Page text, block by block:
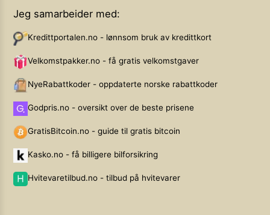
Jeg samarbeider med:
Kredittportalen.no - lønnsom bruk av kredittkort
Velkomstpakker.no - få gratis velkomstgaver
NyeRabattkoder - oppdaterte norske rabattkoder
Godpris.no - oversikt over de beste prisene
GratisBitcoin.no - guide til gratis bitcoin
Kasko.no - få billigere bilforsikring
Hvitevaretilbud.no - tilbud på hvitevarer